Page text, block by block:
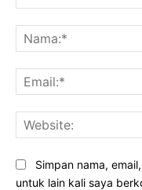
Simpan nama,
untuk lain kali saya